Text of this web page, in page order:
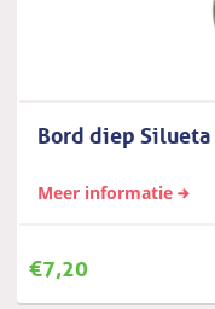
Bord diep
Meer informatie
€7,20